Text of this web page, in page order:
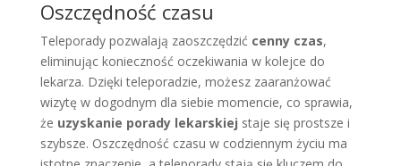
Oszczędność czasu
Teleporady pozwalają zaoszczędzić cenny czas,
eliminując konieczność oczekiwania w kolejce do
lekarza. Dzięki teleporadzie, możesz zaaranżować
wizytę w dogodnym dla siebie momencie, co sprawia,
że uzyskanie porady lekarskiej staje się prostsze i
szybsze. Oszczędność czasu w codziennym życiu ma